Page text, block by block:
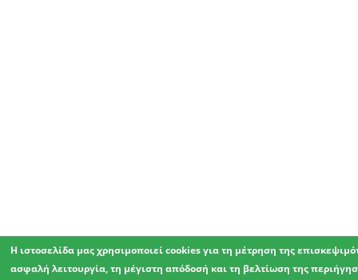
Η ιστοσελίδα μας χρησιμοποιεί cookies για τη μέτρηση της
ασφαλή λειτουργία, τη μέγιστη απόδοσή και τη βελτίωση της